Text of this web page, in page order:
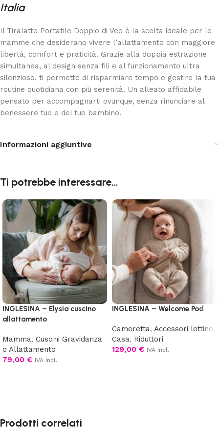
Italia
Il Tiralatte Portatile Doppio di Veo è la scelta ideale per le
mamme che desiderano vivere l’allattamento con maggiore
libertà, comfort e praticità. Grazie alla doppia estrazione
simultanea, al design senza fili e al funzionamento ultra
silenzioso, ti permette di risparmiare tempo e gestire la tua
routine quotidiana con più serenità. Un alleato affidabile
pensato per accompagnarti ovunque, senza rinunciare al
benessere tuo e del tuo bambino.
Informazioni aggiuntive
Ti potrebbe interessare…
INGLESINA – Elysia cuscino
allattamento
Mamma, Cuscini Gravidanza
o Allattamento
79,00 € IVA Incl.
INGLESINA – Welcome Pod
Cameretta, Accessori lettino
Casa, Riduttori
129,00 € IVA Incl.
Prodotti correlati